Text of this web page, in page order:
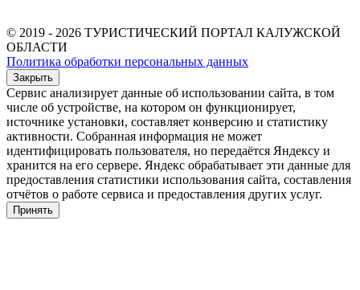
© 2019 - 2026 ТУРИСТИЧЕСКИЙ ПОРТАЛ КАЛУЖСКОЙ
ОБЛАСТИ
Политика обработки персональных данных
Закрыть
Сервис анализирует данные об использовании сайта, в том
числе об устройстве, на котором он функционирует,
источнике установки, составляет конверсию и статистику
активности. Собранная информация не может
идентифицировать пользователя, но передаётся Яндексу и
хранится на его сервере. Яндекс обрабатывает эти данные для
предоставления статистики использования сайта, составления
отчётов о работе сервиса и предоставления других услуг.
Принять